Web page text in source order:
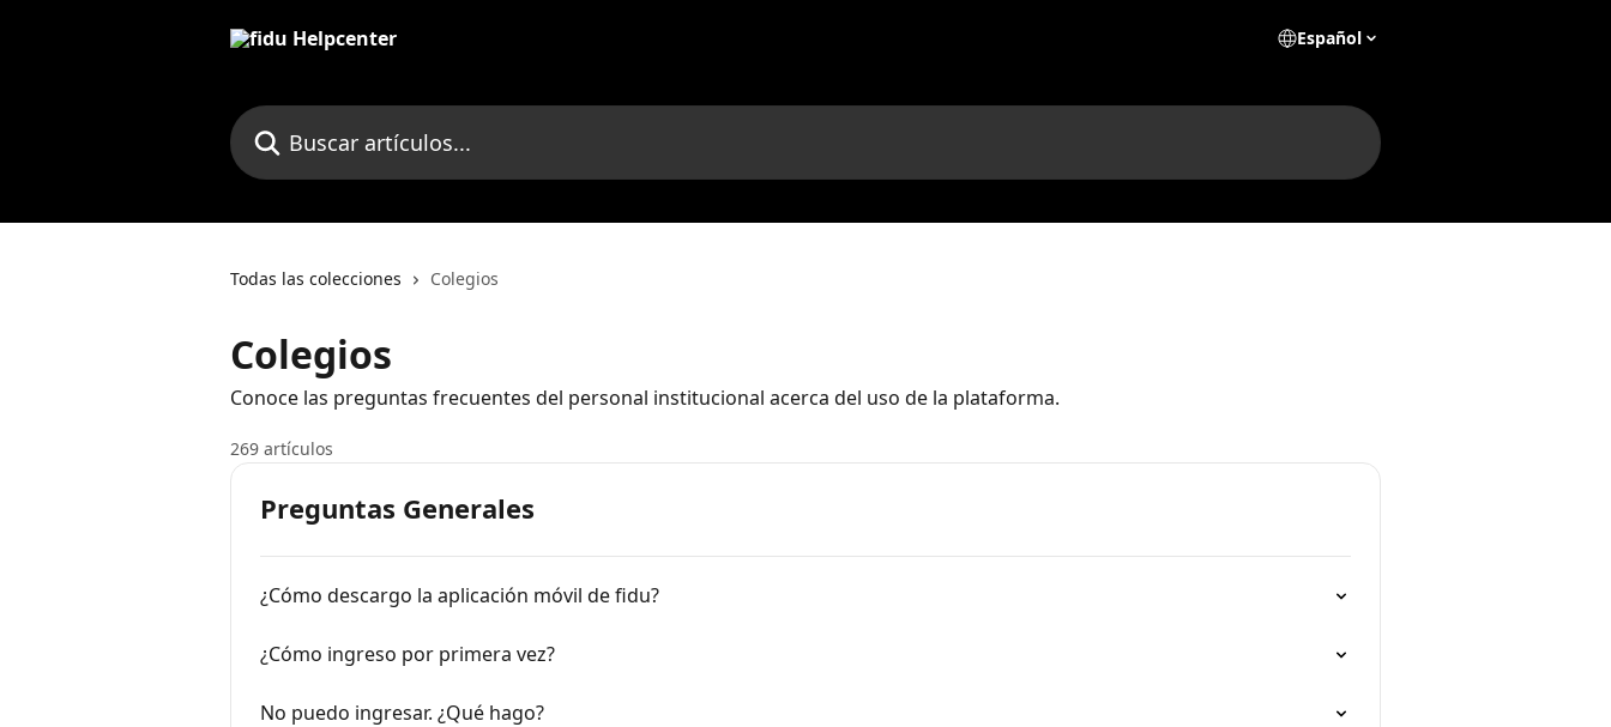
Español
Buscar artículos...
Todas las colecciones Colegios
Colegios
Conoce las preguntas frecuentes del personal institucional acerca del uso de la plataforma.
269 artículos
Preguntas Generales
¿Cómo descargo la aplicación móvil de fidu?
¿Cómo ingreso por primera vez?
No puedo ingresar. ¿Qué hago?